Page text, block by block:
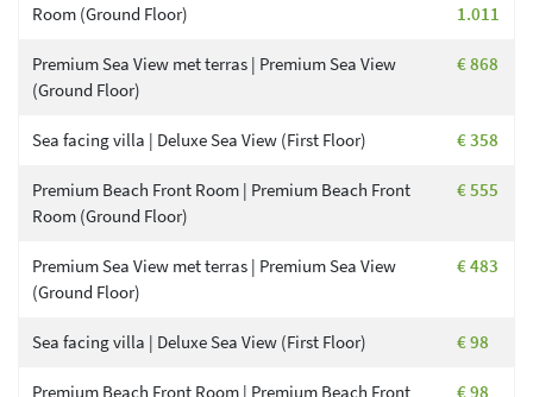
Room (Ground Floor)
1.011
Premium Sea View met terras | Premium Sea View
(Ground Floor)
€ 868
Sea facing villa | Deluxe Sea View (First Floor) € 358
Premium Beach Front Room | Premium Beach Front
Room (Ground Floor)
€ 555
Premium Sea View met terras | Premium Sea View
(Ground Floor)
€ 483
Sea facing villa | Deluxe Sea View (First Floor) € 98
Premium Beach Front Room | Premium Beach Front
€ 98